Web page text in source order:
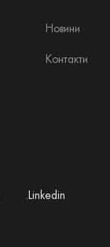
Новини
Контакти
.Linkedin